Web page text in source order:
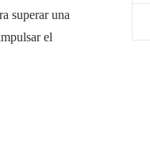
superar una
el